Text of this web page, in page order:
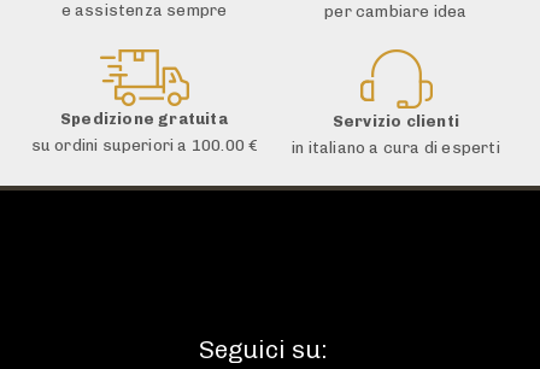
e assistenza sempre
per cambiare idea
Spedizione gratuita
su ordini superiori a 100.00 €
Servizio clienti
in italiano a cura di esperti
Seguici su: